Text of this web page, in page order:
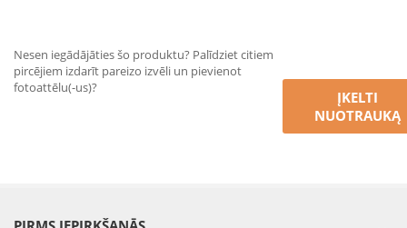
Nesen iegādājāties šo produktu? Palīdziet citiem
pircējiem izdarīt pareizo izvēli un pievienot
fotoattēlu(-us)?
ĮKELTI
NUOTRAUKĄ